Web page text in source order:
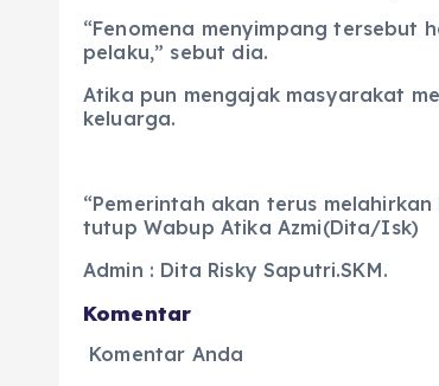
“Fenomena menyimpang
pelaku,” sebut dia.
Atika pun mengajak masyarakat
keluarga.
“Pemerintah akan terus
tutup Wabup Atika Azmi(Dita/Isk)
Admin : Dita Risky Saputri.SKM.
Komentar
Komentar Anda